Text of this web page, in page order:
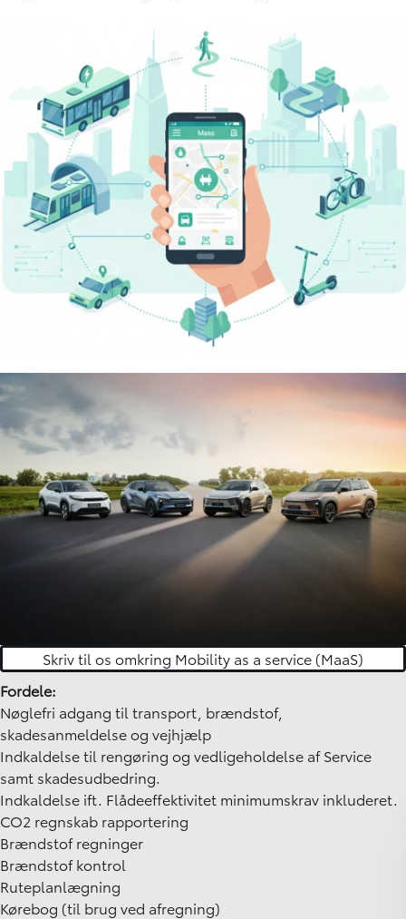
Skriv til os omkring Mobility as a service (MaaS)
Fordele:
Nøglefri adgang til transport, brændstof,
skadesanmeldelse og vejhjælp
Indkaldelse til rengøring og vedligeholdelse af Service
samt skadesudbedring.
Indkaldelse ift. Flådeeffektivitet minimumskrav inkluderet.
CO2 regnskab rapportering
Brændstof regninger
Brændstof kontrol
Ruteplanlægning
Kørebog (til brug ved afregning)